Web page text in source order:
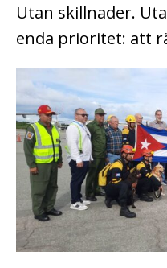
Utan skillnader.
enda prioritet: att